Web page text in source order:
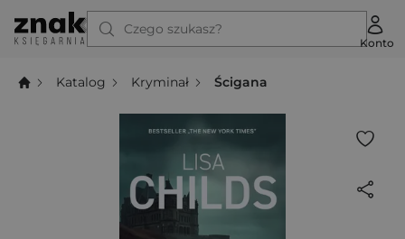
Czego szukasz?
Konto
Katalog Kryminał Ścigana